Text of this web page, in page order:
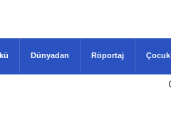
Dünyadan Röportaj Çocuk